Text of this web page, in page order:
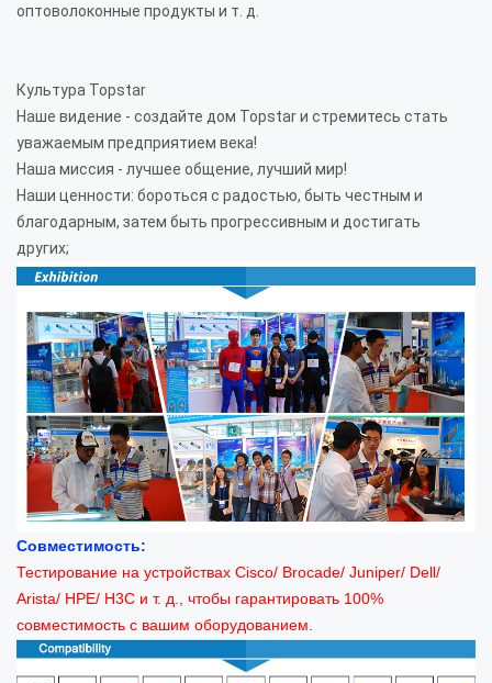
оптоволоконные продукты и т. д.
Культура Topstar
Наше видение - создайте дом Topstar и стремитесь стать
уважаемым предприятием века!
Наша миссия - лучшее общение, лучший мир!
Наши ценности: бороться с радостью, быть честным и
благодарным, затем быть прогрессивным и достигать
других;
Совместимость:
Тестирование на устройствах Cisco/ Brocade/ Juniper/ Dell/
Arista/ HPE/ H3C и т. д., чтобы гарантировать 100%
совместимость с вашим оборудованием.